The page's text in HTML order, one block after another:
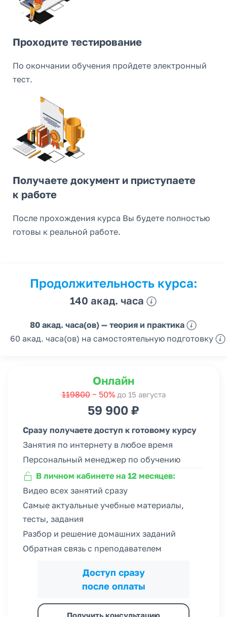
Проходите тестирование
По окончании обучения пройдете электронный
тест.
Получаете документ и приступаете
к работе
После прохождения курса Вы будете полностью
готовы к реальной работе.
Продолжительность курса:
140 акад. часа
80 акад. часа(ов) — теория и практика
60 акад. часа(ов) на самостоятельную подготовку
Онлайн
119800− 50% до 15 августа
59 900 ₽
Сразу получаете доступ к готовому курсу
Занятия по интернету в любое время
Персональный менеджер по обучению
В личном кабинете на 12 месяцев:
Видео всех занятий сразу
Самые актуальные учебные материалы,
тесты, задания
Разбор и решение домашних заданий
Обратная связь с преподавателем
Доступ сразу
после оплаты
Получить консультацию